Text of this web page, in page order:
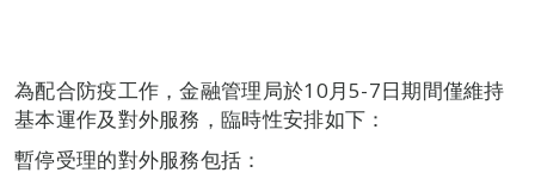
為配合防疫工作，金融管理局於10月5-7日期間僅維持
基本運作及對外服務，臨時性安排如下：
暫停受理的對外服務包括：